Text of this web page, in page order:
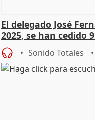
El delegado José
2025, se han cedido
Sonido Totales